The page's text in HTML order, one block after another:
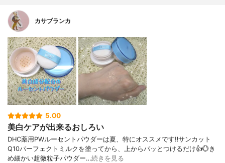
カサブランカ
5.00
美白ケアが出来るおしろい
DHC薬用PWルーセントパウダーは夏、特にオススメです‼️サンカット
Q10パーフェクトミルクを塗ってから、上からパッとつけるだけ👍️💮き
め細かい超微粒子パウダー…続きを見る